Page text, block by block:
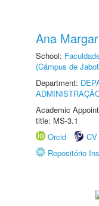
Ana
School:
(Câmpus de
Department:
Academic
title: MS-3.1
Orcid
Repositório